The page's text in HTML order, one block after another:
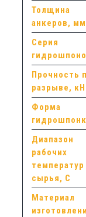
Толщина
анкеров, мм
Серия
Прочность
разрыве, кН
Форма
Диапазон
рабочих
температур
сырья, С
Материал